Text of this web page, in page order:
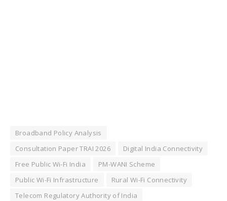
Broadband Policy Analysis
Consultation Paper TRAI 2026
Digital India Connectivity
Free Public Wi-Fi India
PM-WANI Scheme
Public Wi-Fi Infrastructure
Rural Wi-Fi Connectivity
Telecom Regulatory Authority of India